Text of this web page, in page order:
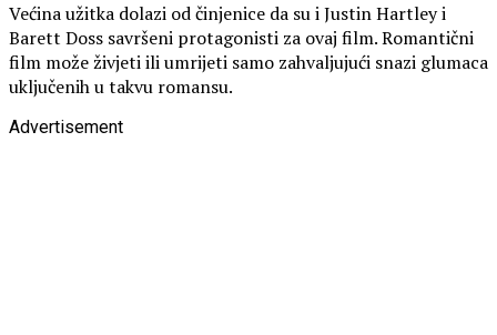
Većina užitka dolazi od činjenice da su i Justin Hartley i
Barett Doss savršeni protagonisti za ovaj film. Romantični
film može živjeti ili umrijeti samo zahvaljujući snazi ​​glumaca
uključenih u takvu romansu.
Advertisement